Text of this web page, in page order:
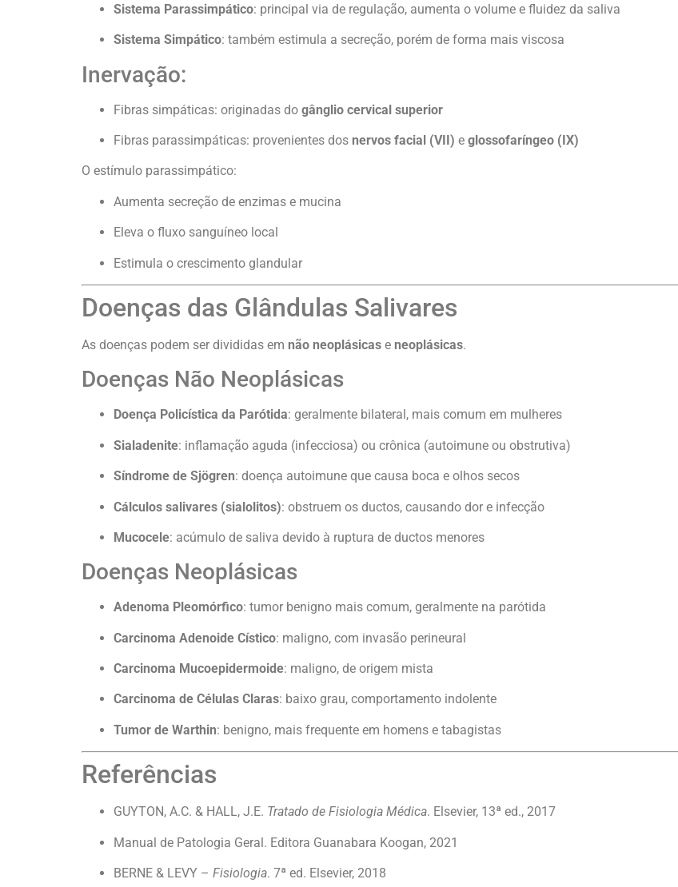
Sistema Parassimpático: principal via de regulação, aumenta o volume e fluidez da saliva
Sistema Simpático: também estimula a secreção, porém de forma mais viscosa
Inervação:
Fibras simpáticas: originadas do gânglio cervical superior
Fibras parassimpáticas: provenientes dos nervos facial (VII) e glossofaríngeo (IX)
O estímulo parassimpático:
Aumenta secreção de enzimas e mucina
Eleva o fluxo sanguíneo local
Estimula o crescimento glandular
Doenças das Glândulas Salivares
As doenças podem ser divididas em não neoplásicas e neoplásicas.
Doenças Não Neoplásicas
Doença Policística da Parótida: geralmente bilateral, mais comum em mulheres
Sialadenite: inflamação aguda (infecciosa) ou crônica (autoimune ou obstrutiva)
Síndrome de Sjögren: doença autoimune que causa boca e olhos secos
Cálculos salivares (sialolitos): obstruem os ductos, causando dor e infecção
Mucocele: acúmulo de saliva devido à ruptura de ductos menores
Doenças Neoplásicas
Adenoma Pleomórfico: tumor benigno mais comum, geralmente na parótida
Carcinoma Adenoide Cístico: maligno, com invasão perineural
Carcinoma Mucoepidermoide: maligno, de origem mista
Carcinoma de Células Claras: baixo grau, comportamento indolente
Tumor de Warthin: benigno, mais frequente em homens e tabagistas
Referências
GUYTON, A.C. & HALL, J.E. Tratado de Fisiologia Médica. Elsevier, 13ª ed., 2017
Manual de Patologia Geral. Editora Guanabara Koogan, 2021
BERNE & LEVY – Fisiologia. 7ª ed. Elsevier, 2018